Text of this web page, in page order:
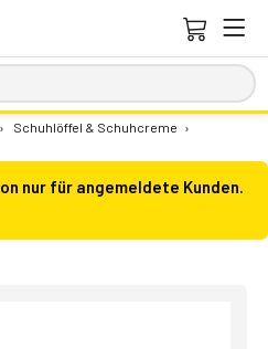
› Schuhlöffel & Schuhcreme ›
nur für angemeldete Kunden.